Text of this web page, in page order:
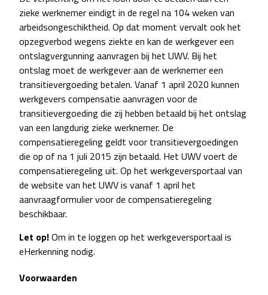
zieke werknemer eindigt in de regel na 104 weken van
arbeidsongeschiktheid. Op dat moment vervalt ook het
opzegverbod wegens ziekte en kan de werkgever een
ontslagvergunning aanvragen bij het UWV. Bij het
ontslag moet de werkgever aan de werknemer een
transitievergoeding betalen. Vanaf 1 april 2020 kunnen
werkgevers compensatie aanvragen voor de
transitievergoeding die zij hebben betaald bij het ontslag
van een langdurig zieke werknemer. De
compensatieregeling geldt voor transitievergoedingen
die op of na 1 juli 2015 zijn betaald. Het UWV voert de
compensatieregeling uit. Op het werkgeversportaal van
de website van het UWV is vanaf 1 april het
aanvraagformulier voor de compensatieregeling
beschikbaar.
Let op!Om in te loggen op het werkgeversportaal is
eHerkenning nodig.
Voorwaarden